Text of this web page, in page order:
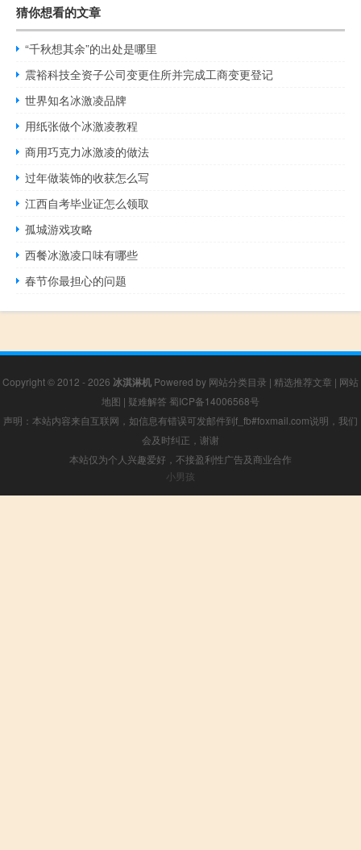
猜你想看的文章
“千秋想其余”的出处是哪里
震裕科技全资子公司变更住所并完成工商变更登记
世界知名冰激凌品牌
用纸张做个冰激凌教程
商用巧克力冰激凌的做法
过年做装饰的收获怎么写
江西自考毕业证怎么领取
孤城游戏攻略
西餐冰激凌口味有哪些
春节你最担心的问题
Copyright © 2012 - 2026 冰淇淋机 Powered by 网站分类目录 | 精选推荐文章 | 网站
地图 | 疑难解答 蜀ICP备14006568号
声明：本站内容来自互联网，如信息有错误可发邮件到f_fb#foxmail.com说明，我们
会及时纠正，谢谢
本站仅为个人兴趣爱好，不接盈利性广告及商业合作
小男孩